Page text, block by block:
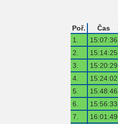
Poř. Čas
1.
15:07:36
2.
15:14:25
3.
15:20:29
4.
15:24:02
5.
15:48:46
6.
15:56:33
7.
16:01:49